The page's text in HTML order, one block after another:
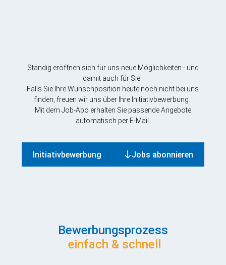
Ständig eröffnen sich für uns neue Möglichkeiten - und
damit auch für Sie!
Falls Sie Ihre Wunschposition heute noch nicht bei uns
finden, freuen wir uns über Ihre Initiativbewerbung.
Mit dem Job-Abo erhalten Sie passende Angebote
automatisch per E-Mail.
Initiativbewerbung Jobs abonnieren
Bewerbungsprozess
einfach & schnell